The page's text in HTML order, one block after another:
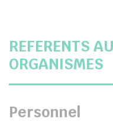
REFERENTS
ORGANISMES
Personnel